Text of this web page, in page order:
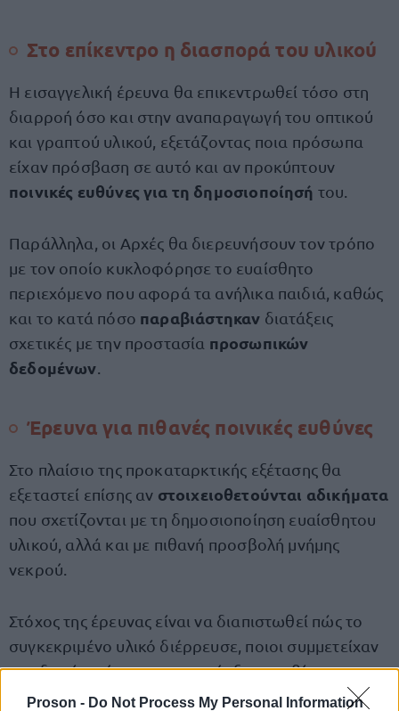
Proson - Do Not Process My Personal Information
Στο επίκεντρο η διασπορά του υλικού
Η εισαγγελική έρευνα θα επικεντρωθεί τόσο στη
διαρροή όσο και στην αναπαραγωγή του οπτικού
και γραπτού υλικού, εξετάζοντας ποια πρόσωπα
είχαν πρόσβαση σε αυτό και αν προκύπτουν
ποινικές ευθύνες για τη δημοσιοποίησή του.
Παράλληλα, οι Αρχές θα διερευνήσουν τον τρόπο
με τον οποίο κυκλοφόρησε το ευαίσθητο
περιεχόμενο που αφορά τα ανήλικα παιδιά, καθώς
και το κατά πόσο παραβιάστηκαν διατάξεις
σχετικές με την προστασία προσωπικών
δεδομένων
Έρευνα για πιθανές ποινικές ευθύνες
Στο πλαίσιο της προκαταρκτικής εξέτασης θα
εξεταστεί επίσης αν στοιχειοθετούνται αδικήματα
που σχετίζονται με τη δημοσιοποίηση ευαίσθητου
υλικού, αλλά και με πιθανή προσβολή μνήμης
νεκρού.
Στόχος της έρευνας είναι να διαπιστωθεί πώς το
συγκεκριμένο υλικό διέρρευσε, ποιοι συμμετείχαν
στη διακίνησή του και αν υπήρξε παραβίαση της
νομοθεσίας πουπροστατεύει την ιδιωτικότητα